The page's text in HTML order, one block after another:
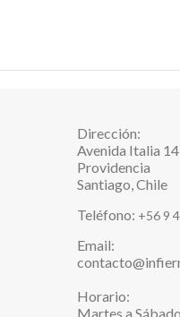
Dirección:
Avenida Italia
Providencia
Santiago, Chile
Teléfono: +56 9
Email:
Horario:
Martes a